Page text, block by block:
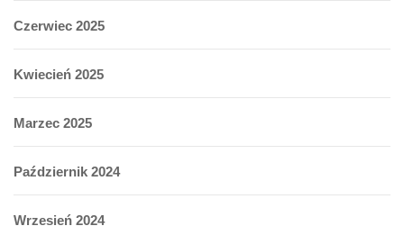
Czerwiec 2025
Kwiecień 2025
Marzec 2025
Październik 2024
Wrzesień 2024